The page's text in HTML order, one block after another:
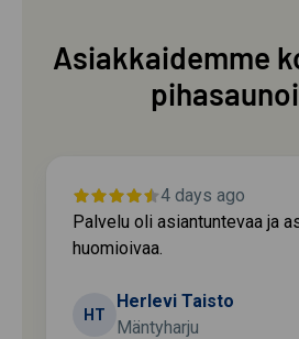
Asiakkaidemme
4 days ago
Palvelu oli asiantuntevaa ja
huomioivaa.
HT
Herlevi Taisto
Mäntyharju